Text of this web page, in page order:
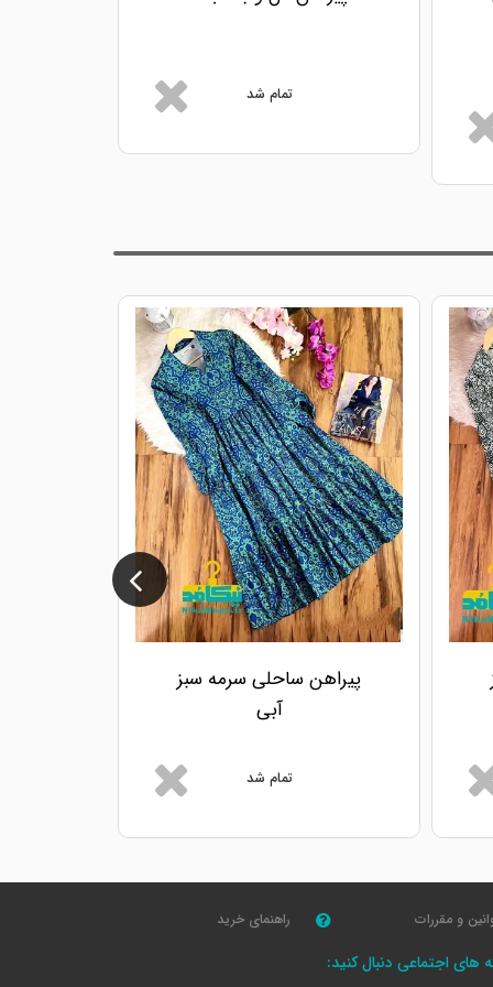
تمام شد
پیراهن ساحلی سرمه سبز
آبی
تمام شد
و مقررات راهنمای خرید
های اجتماعی دنبال کنید: